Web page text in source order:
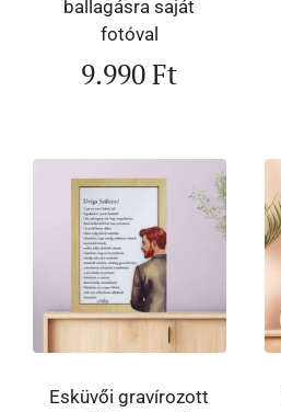
ballagásra saját
fotóval
9.990Ft
Esküvői gravírozott